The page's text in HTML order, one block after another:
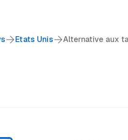
Etats Unis Alternative aux